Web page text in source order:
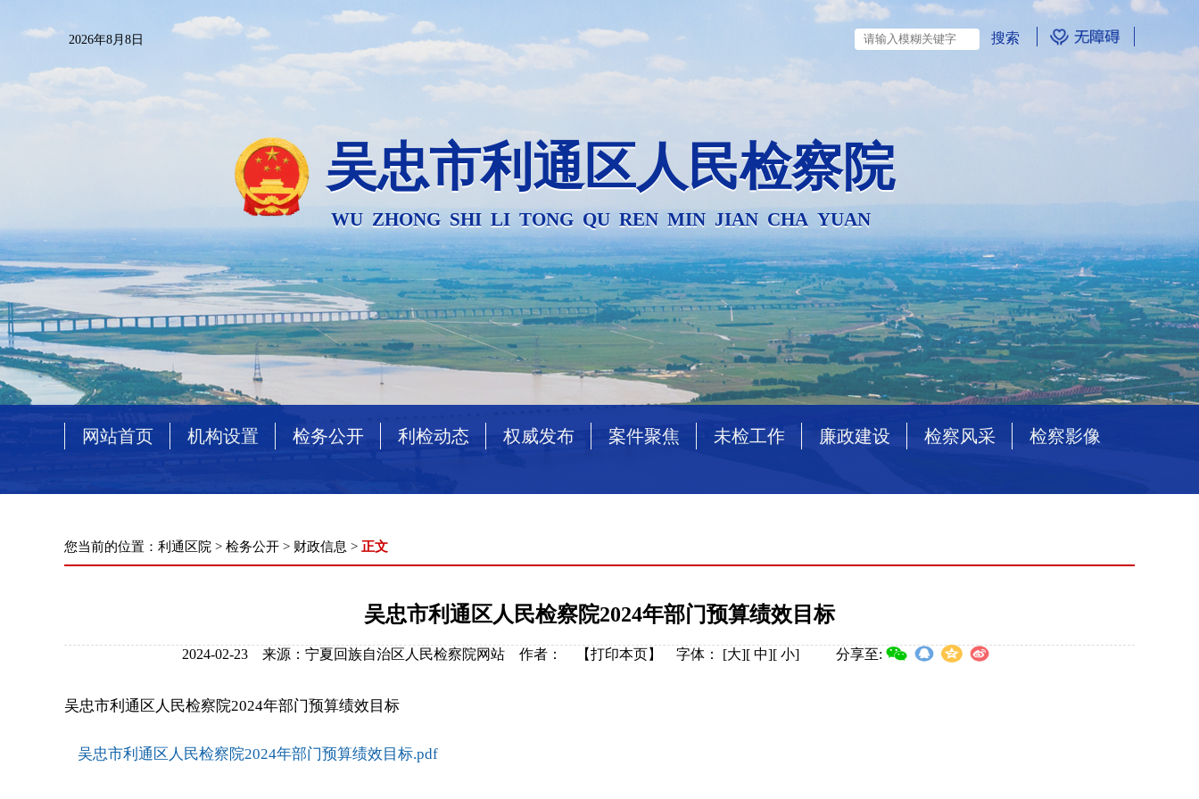
2026年8月8日
吴忠市利通区人民检察院
WU ZHONG SHI LI TONG QU REN MIN JIAN CHA YUAN
网站首页 机构设置 检务公开 利检动态 权威发布 案件聚焦 未检工作 廉政建设 检察风采 检察影像
您当前的位置： 利通区院 > 检务公开 > 财政信息 > 正文
吴忠市利通区人民检察院2024年部门预算绩效目标
2024-02-23 来源：宁夏回族自治区人民检察院网站 作者： 【打印本页】 字体： [大][ 中][ 小] 分享至:
吴忠市利通区人民检察院2024年部门预算绩效目标
吴忠市利通区人民检察院2024年部门预算绩效目标.pdf